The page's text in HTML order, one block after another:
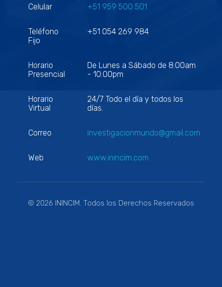
Celular +51 959 500 501
Teléfono
Fijo
+51 054 269 984
Horario
Presencial
De Lunes a Sábado de 8:00am
- 10:00pm
Horario
Virtual
24/7 Todo el día y todos los
días.
Correo investigacionmundo@gmail.com
Web www.inincim.com
© 2026 ININCIM. Todos los Derechos Reservados